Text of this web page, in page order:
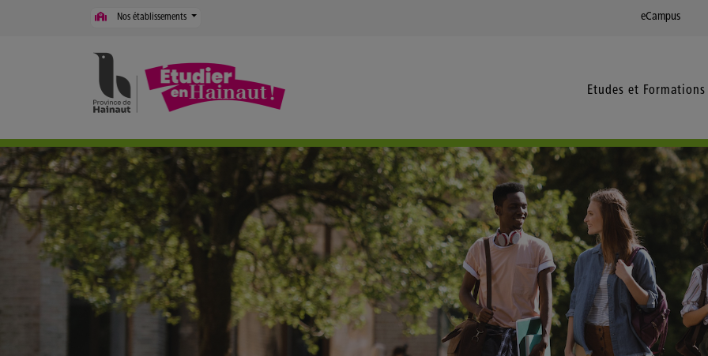
Panneau de gestion des cookies
Nos établissements eCampus
Etudes et Formations